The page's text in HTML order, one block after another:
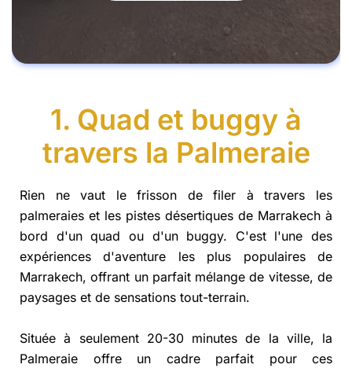
1. Quad et buggy à
travers la Palmeraie
Rien ne vaut le frisson de filer à travers les
palmeraies et les pistes désertiques de Marrakech à
bord d'un quad ou d'un buggy. C'est l'une des
expériences d'aventure les plus populaires de
Marrakech, offrant un parfait mélange de vitesse, de
paysages et de sensations tout-terrain.
Située à seulement 20-30 minutes de la ville, la
Palmeraie offre un cadre parfait pour ces